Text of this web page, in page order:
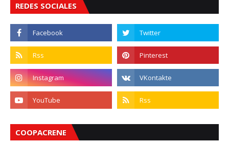
REDES SOCIALES
COOPACRENE